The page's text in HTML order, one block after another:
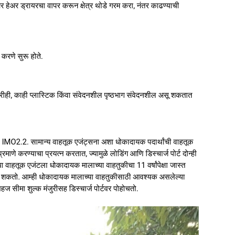
हेअर ड्रायरचा वापर करून क्षेत्र थोडे गरम करा, नंतर काढण्याची
करणे सुरू होते.
काही प्लास्टिक किंवा संवेदनशील पृष्ठभाग संवेदनशील असू शकतात
सामान्य वाहतूक एजंट्सना अशा धोकादायक पदार्थांची वाहतूक
करण्याचा प्रयत्न करतात, ज्यामुळे लोडिंग आणि डिस्चार्ज पोर्ट दोन्ही
एजंटला धोकादायक मालाच्या वाहतुकीचा 11 वर्षांपेक्षा जास्त
आम्ही धोकादायक मालाच्या वाहतुकीसाठी आवश्यक असलेल्या
शुल्क मंजुरीसह डिस्चार्ज पोर्टवर पोहोचतो.